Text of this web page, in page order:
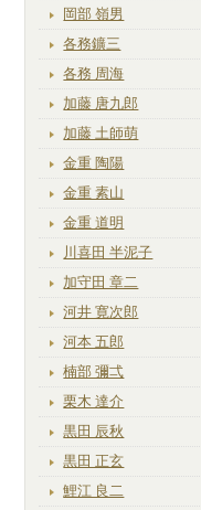
岡部 嶺男
各務鑛三
各務 周海
加藤 唐九郎
加藤 土師萌
金重 陶陽
金重 素山
金重 道明
川喜田 半泥子
加守田 章二
河井 寛次郎
河本 五郎
楠部 彌弌
栗木 達介
黒田 辰秋
黒田 正玄
鯉江 良二